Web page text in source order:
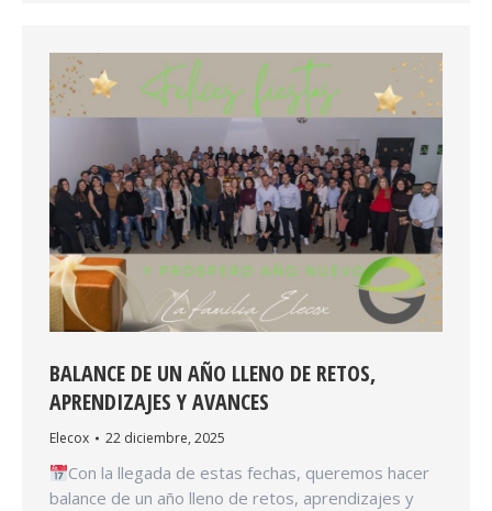
BALANCE DE UN AÑO LLENO DE RETOS,
APRENDIZAJES Y AVANCES
Elecox 22 diciembre, 2025
Con la llegada de estas fechas, queremos hacer
balance de un año lleno de retos, aprendizajes y